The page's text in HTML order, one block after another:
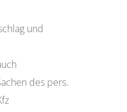
und
des pers.